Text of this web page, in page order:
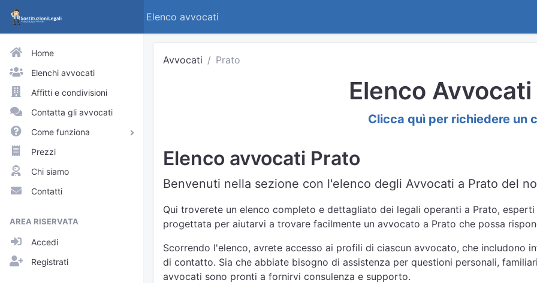
Elenco avvocati
Home
Elenchi avvocati
Affitti e condivisioni
Contatta gli avvocati
Come funziona
Avvocati e praticanti
Visitatori del sito
Approfondimenti
Profili pubblici
Richieste
Prezzi
Chi siamo
Contatti
AREA RISERVATA
Accedi
Registrati
Avvocati Prato
Elenco
Clicca quì per richiedere un
Elenco avvocati Prato
Benvenuti nella sezione con l'elenco degli Avvocati a Prato del
Qui troverete un elenco completo e dettagliato dei legali operanti a Prato,
progettata per aiutarvi a trovare facilmente un avvocato a Prato che possa
Scorrendo l'elenco, avrete accesso ai profili di ciascun avvocato, che includono
di contatto. Sia che abbiate bisogno di assistenza per questioni personali,
avvocati sono pronti a fornirvi consulenza e supporto.